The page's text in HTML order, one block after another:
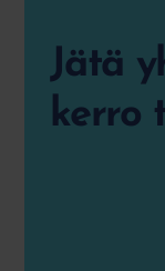
Jätä
kerro